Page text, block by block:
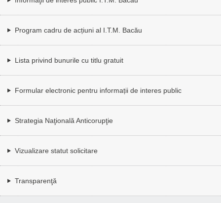
Program cadru de acțiuni al I.T.M. Bacău
Lista privind bunurile cu titlu gratuit
Formular electronic pentru informații de interes public
Strategia Naţională Anticorupţie
Vizualizare statut solicitare
Transparenţă